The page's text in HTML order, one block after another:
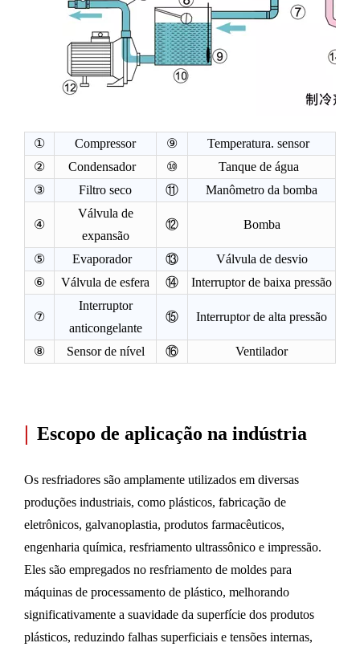
① Compressor ⑨
Temperatura. sensor
②
Condensador ⑩
Tanque de água
③
Filtro seco ⑪ Manômetro da bomba
④
Válvula de
expansão
⑫ Bomba
⑤ Evaporador ⑬
Válvula de desvio
⑥
Válvula de esfera ⑭ Interruptor de baixa pressão
⑦
Interruptor
anticongelante
⑮ Interruptor de alta pressão
⑧ Sensor de nível ⑯ Ventilador
| Escopo de aplicação na indústria
Os resfriadores são amplamente utilizados em diversas
produções industriais, como plásticos, fabricação de
eletrônicos, galvanoplastia, produtos farmacêuticos,
engenharia química, resfriamento ultrassônico e impressão.
Eles são empregados no resfriamento de moldes para
máquinas de processamento de plástico, melhorando
significativamente a suavidade da superfície dos produtos
plásticos, reduzindo falhas superficiais e tensões internas,